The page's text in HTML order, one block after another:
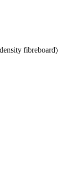
fibreboard)